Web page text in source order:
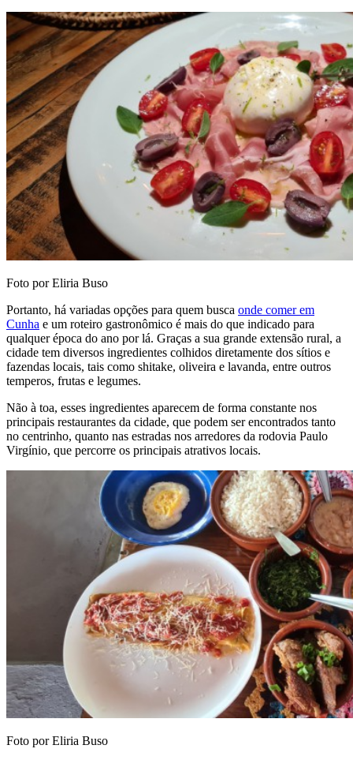
Foto por Eliria Buso
Portanto, há variadas opções para quem busca onde comer em
Cunha e um roteiro gastronômico é mais do que indicado para
qualquer época do ano por lá. Graças a sua grande extensão rural, a
cidade tem diversos ingredientes colhidos diretamente dos sítios e
fazendas locais, tais como shitake, oliveira e lavanda, entre outros
temperos, frutas e legumes.
Não à toa, esses ingredientes aparecem de forma constante nos
principais restaurantes da cidade, que podem ser encontrados tanto
no centrinho, quanto nas estradas nos arredores da rodovia Paulo
Virgínio, que percorre os principais atrativos locais.
Foto por Eliria Buso